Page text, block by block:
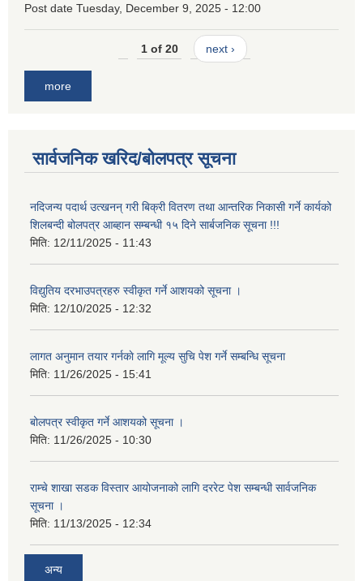
Post date Tuesday, December 9, 2025 - 12:00
1 of 20 next ›
more
सार्वजनिक खरिद/बोलपत्र सूचना
नदिजन्य पदार्थ उत्खनन् गरी बिक्री वितरण तथा आन्तरिक निकासी गर्ने कार्यको
शिलबन्दी बोलपत्र आब्हान सम्बन्धी १५ दिने सार्बजनिक सूचना !!!
मिति: 12/11/2025 - 11:43
विद्युतिय दरभाउपत्रहरु स्वीकृत गर्ने आशयको सूचना ।
मिति: 12/10/2025 - 12:32
लागत अनुमान तयार गर्नकाे लागि मूल्य सुचि पेश गर्ने सम्बन्धि सूचना
मिति: 11/26/2025 - 15:41
बोलपत्र स्वीकृत गर्ने आशयको सूचना ।
मिति: 11/26/2025 - 10:30
राम्चे शाखा सडक विस्तार आयोजनाको लागि दररेट पेश सम्बन्धी सार्वजनिक
सूचना ।
मिति: 11/13/2025 - 12:34
अन्य